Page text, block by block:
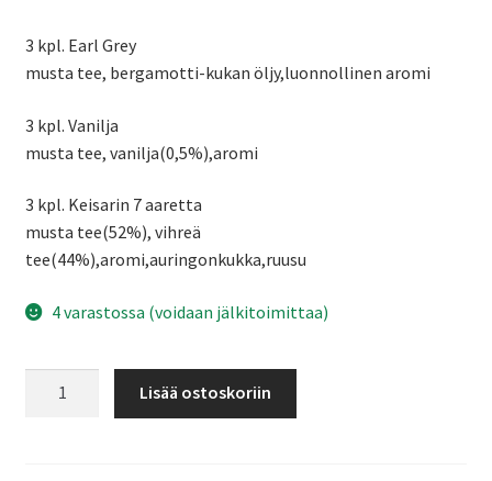
3 kpl. Earl Grey
musta tee, bergamotti-kukan öljy,luonnollinen aromi
3 kpl. Vanilja
musta tee, vanilja(0,5%),aromi
3 kpl. Keisarin 7 aaretta
musta tee(52%), vihreä
tee(44%),aromi,auringonkukka,ruusu
4 varastossa (voidaan jälkitoimittaa)
Lisää ostoskoriin